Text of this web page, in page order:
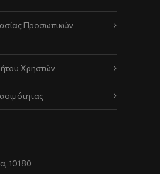
Προσωπικών
Χρηστών
10180